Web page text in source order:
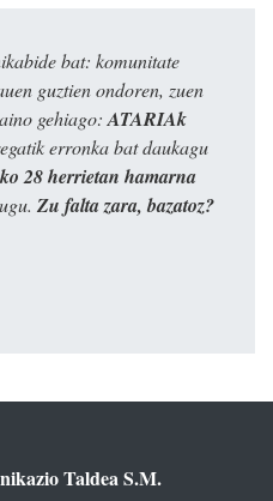
bat: komunitate
guztien ondoren, zuen
gehiago: ATARIAk
erronka bat daukagu
28 herrietan hamarna
Zu falta zara, bazatoz?
Taldea S.M.